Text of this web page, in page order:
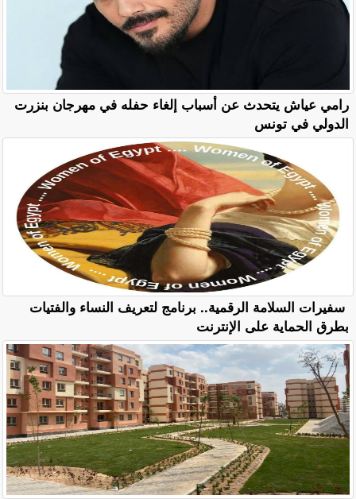
رامي عياش يتحدث عن أسباب إلغاء حفله في مهرجان بنزرت
الدولي في تونس
سفيرات السلامة الرقمية.. برنامج لتعريف النساء والفتيات
بطرق الحماية على الإنترنت